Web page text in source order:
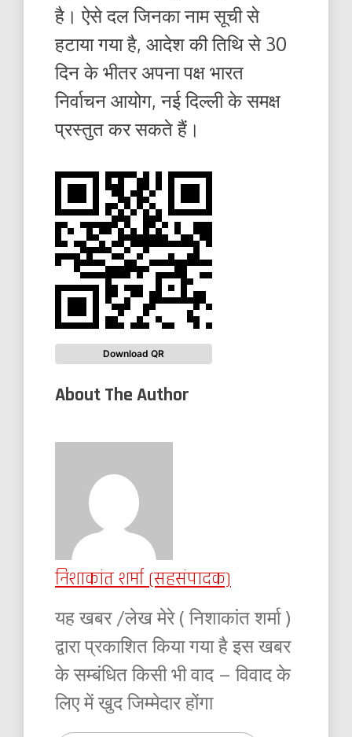
है। ऐसे दल जिनका नाम सूची से
हटाया गया है, आदेश की तिथि से 30
दिन के भीतर अपना पक्ष भारत
निर्वाचन आयोग, नई दिल्ली के समक्ष
प्रस्तुत कर सकते हैं।
Download QR
About The Author
निशाकांत शर्मा (सहसंपादक)
यह खबर /लेख मेरे ( निशाकांत शर्मा )
द्वारा प्रकाशित किया गया है इस खबर
के सम्बंधित किसी भी वाद – विवाद के
लिए में खुद जिम्मेदार होंगा